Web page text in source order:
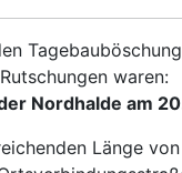
waren:
Nordhalde am
Länge